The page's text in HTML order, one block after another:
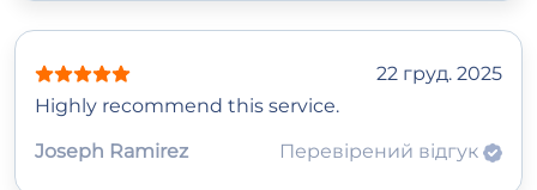
22 груд. 2025
Highly recommend this service.
Joseph Ramirez
Перевірений відгук